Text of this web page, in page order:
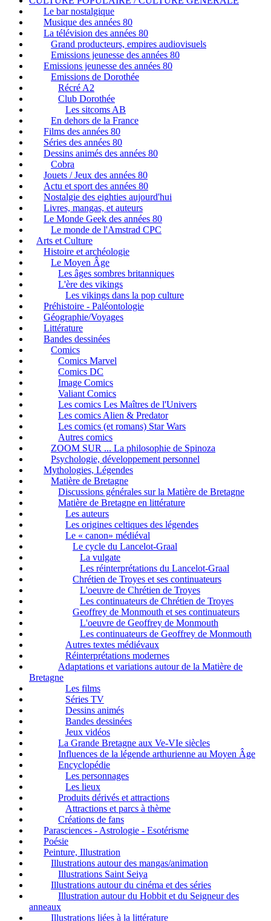
Le bar nostalgique
Musique des années 80
La télévision des années 80
Grand producteurs, empires audiovisuels
Emissions jeunesse des années 80
Emissions jeunesse des années 80
Emissions de Dorothée
Récré A2
Club Dorothée
Les sitcoms AB
En dehors de la France
Films des années 80
Séries des années 80
Dessins animés des années 80
Cobra
Jouets / Jeux des années 80
Actu et sport des années 80
Nostalgie des eighties aujourd'hui
Livres, mangas, et auteurs
Le Monde Geek des années 80
Le monde de l'Amstrad CPC
Arts et Culture
Histoire et archéologie
Le Moyen Âge
Les âges sombres britanniques
L'ère des vikings
Les vikings dans la pop culture
Préhistoire - Paléontologie
Géographie/Voyages
Littérature
Bandes dessinées
Comics
Comics Marvel
Comics DC
Image Comics
Valiant Comics
Les comics Les Maîtres de l'Univers
Les comics Alien & Predator
Les comics (et romans) Star Wars
Autres comics
ZOOM SUR ... La philosophie de Spinoza
Psychologie, développement personnel
Mythologies, Légendes
Matière de Bretagne
Discussions générales sur la Matière de Bretagne
Matière de Bretagne en littérature
Les auteurs
Les origines celtiques des légendes
Le « canon» médiéval
Le cycle du Lancelot-Graal
La vulgate
Les réinterprétations du Lancelot-Graal
Chrétien de Troyes et ses continuateurs
L'oeuvre de Chrétien de Troyes
Les continuateurs de Chrétien de Troyes
Geoffrey de Monmouth et ses continuateurs
L'oeuvre de Geoffrey de Monmouth
Les continuateurs de Geoffrey de Monmouth
Autres textes médiévaux
Réinterprétations modernes
Adaptations et variations autour de la Matière de
Bretagne
Les films
Séries TV
Dessins animés
Bandes dessinées
Jeux vidéos
La Grande Bretagne aux Ve-VIe siècles
Influences de la légende arthurienne au Moyen Âge
Encyclopédie
Les personnages
Les lieux
Produits dérivés et attractions
Attractions et parcs à thème
Créations de fans
Parasciences - Astrologie - Esotérisme
Poésie
Peinture, Illustration
Illustrations autour des mangas/animation
Illustrations Saint Seiya
Illustrations autour du cinéma et des séries
Illustration autour du Hobbit et du Seigneur des
anneaux
Illustrations liées à la littérature